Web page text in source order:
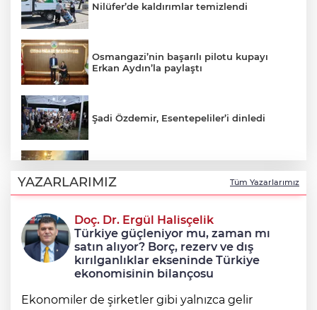
Nilüfer’de kaldırımlar temizlendi
Osmangazi’nin başarılı pilotu kupayı
Erkan Aydın’la paylaştı
Şadi Özdemir, Esentepeliler’i dinledi
söndürüldü
Avcılar Belediye Başkanı Utku Caner
Çaykara tahliye edildi
YAZARLARIMIZ Tüm Yazarlarımız
Doç. Dr. Ergül Halisçelik
Türkiye güçleniyor mu, zaman mı
satın alıyor? Borç, rezerv ve dış
kırılganlıklar ekseninde Türkiye
ekonomisinin bilançosu
Ekonomiler de şirketler gibi yalnızca gelir